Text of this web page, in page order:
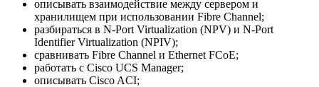
описывать взаимодействие между сервером и
хранилищем при использовании Fibre Channel;
разбираться в N-Port Virtualization (NPV) и N-Port
Identifier Virtualization (NPIV);
сравнивать Fibre Channel и Ethernet FCoE;
работать с Cisco UCS Manager;
описывать Cisco ACI;